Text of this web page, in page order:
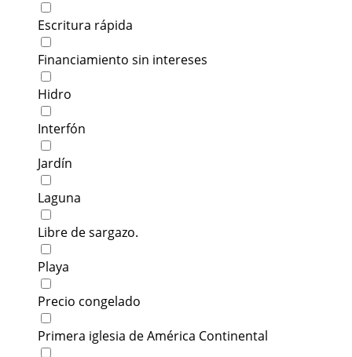
Escritura rápida
Financiamiento sin intereses
Hidro
Interfón
Jardín
Laguna
Libre de sargazo.
Playa
Precio congelado
Primera iglesia de América Continental